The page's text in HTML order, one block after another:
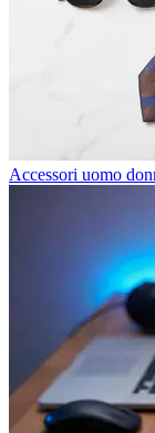
Accessori uomo